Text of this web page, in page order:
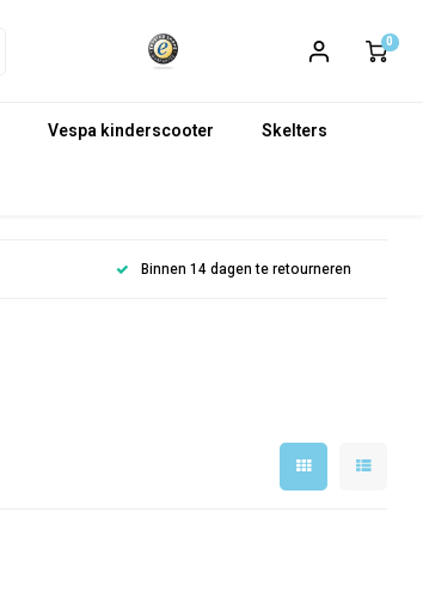
0
Vespa kinderscooter Skelters
Binnen 14 dagen te retourneren